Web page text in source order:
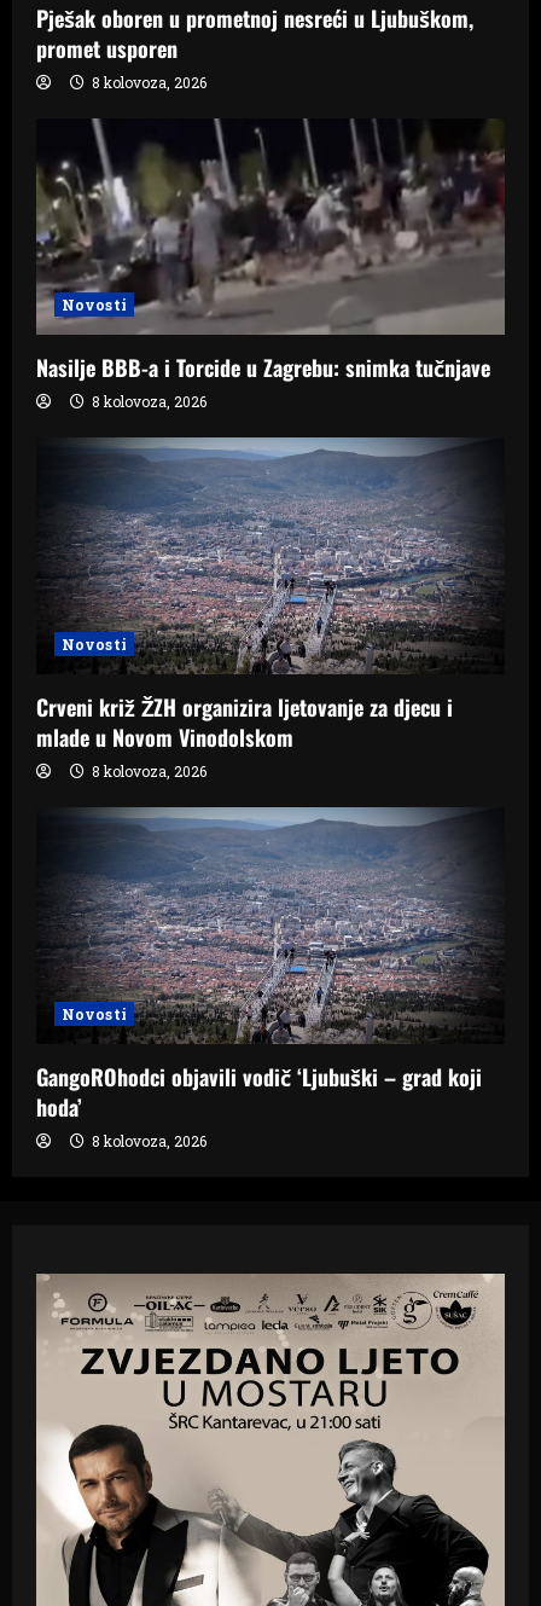
Pješak oboren u prometnoj nesreći u Ljubuškom,
promet usporen
8 kolovoza, 2026
Novosti
Nasilje BBB-a i Torcide u Zagrebu: snimka tučnjave
8 kolovoza, 2026
Novosti
Crveni križ ŽZH organizira ljetovanje za djecu i
mlade u Novom Vinodolskom
8 kolovoza, 2026
Novosti
GangoROhodci objavili vodič ‘Ljubuški – grad koji
hoda’
8 kolovoza, 2026